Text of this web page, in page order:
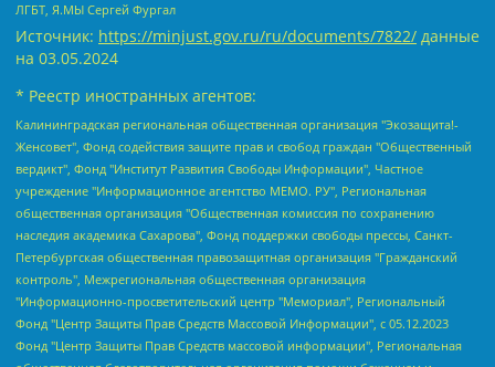
ЛГБТ, Я.МЫ Сергей Фургал
Источник: https://minjust.gov.ru/ru/documents/7822/ данные
на 03.05.2024
* Реестр иностранных агентов:
Калининградская региональная общественная организация "Экозащита!-Женсовет", Фонд содействия защите прав и свобод граждан "Общественный вердикт", Фонд "Институт Развития Свободы Информации", Частное учреждение "Информационное агентство МЕМО. РУ", Региональная общественная организация "Общественная комиссия по сохранению наследия академика Сахарова", Фонд поддержки свободы прессы, Санкт-Петербургская общественная правозащитная организация "Гражданский контроль", Межрегиональная общественная организация "Информационно-просветительский центр "Мемориал", Региональный Фонд "Центр Защиты Прав Средств Массовой Информации", с 05.12.2023 Фонд "Центр Защиты Прав Средств массовой информации", Региональная общественная благотворительная организация помощи беженцам и мигрантам "Гражданское содействие", Негосударственное образовательное учреждение дополнительного профессионального образования (повышение квалификации) специалистов "АКАДЕМИЯ ПО ПРАВАМ ЧЕЛОВЕКА", Свердловская региональная общественная организация "Сутяжник", Автономная некоммерческая организация "Центр независимых социологических исследований", Союз общественных объединений "Российский исследовательский центр по правам человека", Региональное общественное учреждение научно-информационный центр "МЕМОРИАЛ", Некоммерческая организация "Фонд защиты гласности", Автономная некоммерческая организация "Институт прав человека", Городская общественная организация "Екатеринбургское общество "МЕМОРИАЛ", Городская общественная организация "Рязанское историко-просветительское и правозащитное общество "Мемориал" (Рязанский Мемориал), Челябинский региональный орган общественной самодеятельности – женское общественное объединение "Женщины Евразии", Челябинский региональный орган общественной самодеятельности "Уральская правозащитная группа", Фонд содействия защите здоровья и социальной справедливости имени Андрея Рылькова, Автономная Некоммерческая Организация "Аналитический Центр Юрия Левады", Автономная некоммерческая организация социальной поддержки населения "Проект Апрель", Региональная общественная организация помощи женщинам и детям, находящимся в кризисной ситуации "Информационно-методический центр "Анна", Фонд содействия развитию массовых коммуникаций и правовому просвещению "Так-так-Так", Фонд содействия устойчивому развитию "Серебряная тайга", Свердловский региональный общественный фонд социальных проектов "Новое время", "Idel.Реалии", Кавказ.Реалии, Крым.Реалии, Телеканал Настоящее Время, Татаро-башкирская служба Радио Свобода (Azatliq Radiosi), Радио Свободная Европа/Радио Свобода (PCE/PC), "Сибирь.Реалии", "Фактограф", Благотворительный фонд помощи осужденным и их семьям, Автономная некоммерческая организация "Институт глобализации и социальных движений", Фонд "В защиту прав заключенных", Частное учреждение "Центр поддержки и содействия развитию средств массовой информации", Пензенский региональный общественный благотворительный фонд "Гражданский союз", "Север.Реалии", Некоммерческая организация Фонд "Правовая инициатива", Общество с ограниченной ответственностью "Радио Свободная Европа/Радио Свобода", Чешское информационное агентство "MEDIUM-ORIENT", Красноярская региональная общественная организация "Мы против СПИДа", Камалягин Денис Николаевич, Маркелов Сергей Евгеньевич, Пономарев Лев Александрович, Савицкая Людмила Алексеевна, Автономная некоммерческая организация "Центр по работе с проблемой насилия "НАСИЛИЮ.НЕТ", Межрегиональный профессиональный союз работников здравоохранения "Альянс врачей", Юридическое лицо, зарегистрированное в Латвийской Республике, SIA "Medusa Project" (регистрационный номер 40103797863, дата регистрации 10.06.2014), Некоммерческая организация "Фонд по борьбе с коррупцией", Автономная некоммерческая организация "Институт права и публичной политики", Баданин Роман Сергеевич, Гликин Максим Александрович, Железнова Мария Михайловна, Лукьянова Юлия Сергеевна, Маетная Елизавета Витальевна, Маняхин Петр Борисович, Чуракова Ольга Владимировна, Ярош Юлия Петровна, Юридическое лицо "The Insider SIA", зарегистрированное в Риге, Латвийская Республика (дата регистрации 26.06.2015), являющееся администратором доменного имени интернет-издания "The Insider SIA", https://theins.ru, Постернак Алексей Евгеньевич, Рубин Михаил Аркадьевич, Анин Роман Александрович, Юридическое лицо Istories fonds, зарегистрированное в Латвийской Республике (регистрационный номер 50008295751, дата регистрации 24.02.2020), Великовский Дмитрий Александрович, Долинина Ирина Николаевна, Мароховская Алеся Алексеевна, Шлейнов Роман Юрьевич, Шмагун Олеся Валентиновна, Общество с ограниченной ответственностью "Альтаир 2021", Общество с ограниченной ответственностью "Вега 2021", Общество с ограниченной ответственностью "Главный редактор 2021", Общество с ограниченной ответственностью "Ромашки монолит", Важенков Артем Валерьевич, Ивановская областная общественная организация "Центр гендерных исследований", Гурман Юрий Альбертович, Медиапроект "ОВД-Инфо", Егоров Владимир Владимирович, Жилинский Владимир Александрович, Общество с ограниченной ответственностью "ЗП", Иванова София Юрьевна, Карезина Инна Павловна, Кильтау Екатерина Викторовна, Петров Алексей Викторович, Пискунов Сергей Евгеньевич, Смирнов Сергей Сергеевич, Тихонов Михаил Сергеевич, Общество с ограниченной ответственностью "ЖУРНАЛИСТ-ИНОСТРАННЫЙ АГЕНТ", Арапова Галина Юрьевна, Вольтская Татьяна Анатольевна, Американская компания "Mason G.E.S. Anonymous Foundation" (США), являющаяся владельцем интернет-издания https://mnews.world/, Компания "Stichting Bellingcat", зарегистрированная в Нидерландах (дата регистрации 11.07.2018), Захаров Андрей Вячеславович, Клепиковская Екатерина Дмитриевна, Общество с ограниченной ответственностью "МЕМО", Перл Роман Александрович, Симонов Евгений Алексеевич, Соловьева Елена Анатольевна, Сотников Даниил Владимирович, Сурначева Елизавета Дмитриевна, Автономная некоммерческая организация по защите прав человека и информированию населения "Якутия – Наше Мнение", Общество с ограниченной ответственностью "Москоу диджитал медиа", с 26.01.2023 Общество с ограниченной ответственностью "Чайка Белые сады", Ветошкина Валерия Валерьевна, Заговора Максим Александрович, Межрегиональное общественное движение "Российская ЛГБТ - сеть", Оленичев Максим Владимирович, Павлов Иван Юрьевич, Скворцова Елена Сергеевна, Общество с ограниченной ответственностью "Как бы инагент", Кочетков Игорь Викторович, Общество с ограниченной ответственностью "Честные выборы", Еланчик Олег Александрович, Общество с ограниченной ответственностью "Нобелевский призыв", Гималова Регина Эмилевна, Григорьев Андрей Валерьевич, Григорьева Алина Александровна, Ассоциация по содействию защите прав призывников, альтернативнослужащих и военнослужащих "Правозащитная группа "Гражданин.Армия.Право", Хисамова Регина Фаритовна, Автономная некоммерческая организация по реализации социально-правовых программ "Лилит", Дальневосточное общественное движение "Маяк", Санкт-Петербургская ЛГБТ-инициативная группа "Выход", Инициативная группа ЛГБТ+ "Реверс", Алексеев Андрей Викторович, Бекбулатова Таисия Львовна, Беляев Иван Михайлович, Владыкина Елена Сергеевна, Гельман Марат Александрович, Никульшина Вероника Юрьевна, Толоконникова Надежда Андреевна, Шендерович Виктор Анатольевич, Общество с ограниченной ответственностью "Данное сообщение", Общество с ограниченной ответственностью Издательский дом "Новая глава", Айнбиндер Александра Александровна, Московский комьюнити-центр для ЛГБТ+инициатив, Благотворительный фонд развития филантропии, Deutsche Welle (Германия, Kurt-Schumacher-Strasse 3, 53113 Bonn), Борзунова Мария Михайловна, Воробьев Виктор Викторович, Голубева Анна Львовна, Константинова Алла Михайловна, Малкова Ирина Владимировна, Мурадов Мурад Абдулгалимович, Осетинская Елизавета Николаевна, Понасенков Евгений Николаевич, Ганапольский Матвей Юрьевич, Киселев Евгений Алексеевич, Борухович Ирина Григорьевна, Дремин Иван Тимофеевич, Дубровский Дмитрий Викторович, Красноярская региональная общественная организация поддержки и развития альтернативных образовательных технологий и межкультурных коммуникаций "ИНТЕРРА", Маяковская Екатерина Алексеевна, Фейгин Марк Захарович, Филимонов Андрей Викторович, Дзугкоева Регина Николаевна, Доброхотов Роман Александрович, Дудь Юрий Александрович, Елкин Сергей Владимирович, Кругликов Кирилл Игоревич, Сабунаева Мария Леонидовна, Семенов Алексей Владимирович, Шаинян Карен Багратович, Шульман Екатерина Михайловна, Асафьев Артур Валерьевич, Вахштайн Виктор Семенович, Венедиктов Алексей Алексеевич, Лушникова Екатерина Евгеньевна, Волков Леонид Михайлович, Невзоров Александр Глебович, Пархоменко Сергей Борисович, Сироткин Ярослав Николаевич, Кара-Мурза Владимир Владимирович, Баранова Наталья Владимировна, Гозман Леонид Яковлевич, Кагарлицкий Борис Юльевич, Климарев Михаил Валерьевич, Милов Владимир Станиславович, Автономная некоммерческая организация Краснодарский центр современного искусства "Типография", Моргенштерн Алишер Тагирович, Соболь Любовь Эдуардовна, Общество с ограниченной ответственностью "ЛИЗА НОРМ", Каспаров Гарри Кимович, Ходорковский Михаил Борисович, Общество с ограниченной ответственностью "Апрельские тезисы", Данилович Ирина Брониславовна, Кашин Олег Владимирович, Петров Николай Владимирович, Пивоваров Алексей Владимирович, Соколов Михаил Владимирович, Цветкова Юлия Владимировна, Чичваркин Евгений Александрович, Комитет против пыток/Команда против пыток, Общество с ограниченной ответственностью "Первый научный", Общество с ограниченной ответственностью "Вертолет и ко", Белоцерковская Вероника Борисовна, Кац Максим Евгеньевич, Лазарева Татьяна Юрьевна, Шаведдинов Руслан Табризович, Яшин Илья Валерьевич, Общество с ограниченной ответственностью "Иноагент ААВ", Алешковский Дмитрий Петрович, Альбац Евгения Марковна, Быков Дмитрий Львович, Галямина Юлия Евгеньевна, Лойко Сергей Леонидович, Мартынов Кирилл Константинович, Медведев Сергей Александрович, Крашенинников Федор Геннадиевич, Гордеева Катерина Вл